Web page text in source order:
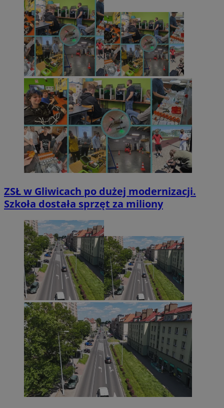
ZSŁ w Gliwicach po dużej modernizacji.
Szkoła dostała sprzęt za miliony